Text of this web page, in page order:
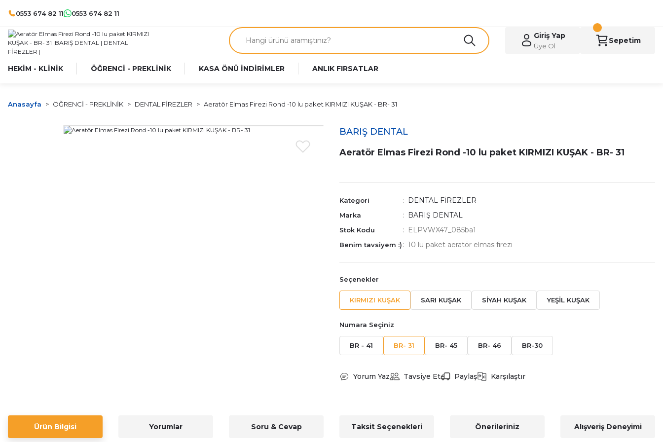
0553 674 82 11 0553 674 82 11
Giriş Yap
Üye Ol
Sepetim
HEKİM - KLİNİK ÖĞRENCİ - PREKLİNİK KASA ÖNÜ İNDİRİMLER ANLIK FIRSATLAR
Anasayfa ÖĞRENCİ - PREKLİNİK DENTAL FİREZLER Aeratör Elmas Firezi Rond -10 lu paket KIRMIZI KUŞAK - BR- 31
BARIŞ DENTAL
Aeratör Elmas Firezi Rond -10 lu paket KIRMIZI KUŞAK - BR- 31
Kategori DENTAL FİREZLER
Marka BARIŞ DENTAL
Stok Kodu ELPVWX47_085ba1
Benim tavsiyem :) 10 lu paket aeratör elmas firezi
Seçenekler
KIRMIZI KUŞAK SARI KUŞAK SİYAH KUŞAK YEŞİL KUŞAK
Numara Seçiniz
BR - 41 BR- 31 BR- 45 BR- 46 BR-30
Yorum Yaz Tavsiye Et Paylaş Karşılaştır
Ürün Bilgisi Yorumlar Soru & Cevap Taksit Seçenekleri Önerileriniz Alışveriş Deneyimi